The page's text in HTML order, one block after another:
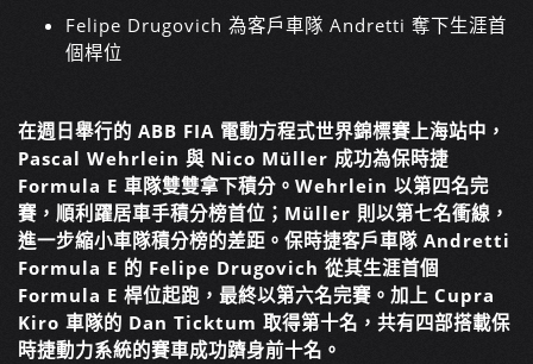
Felipe Drugovich 為客戶車隊 Andretti 奪下生涯首
個桿位
在週日舉行的 ABB FIA 電動方程式世界錦標賽上海站中，
Pascal Wehrlein 與 Nico Müller 成功為保時捷
Formula E 車隊雙雙拿下積分。Wehrlein 以第四名完
賽，順利躍居車手積分榜首位；Müller 則以第七名衝線，
進一步縮小車隊積分榜的差距。保時捷客戶車隊 Andretti
Formula E 的 Felipe Drugovich 從其生涯首個
Formula E 桿位起跑，最終以第六名完賽。加上 Cupra
Kiro 車隊的 Dan Ticktum 取得第十名，共有四部搭載保
時捷動力系統的賽車成功躋身前十名。